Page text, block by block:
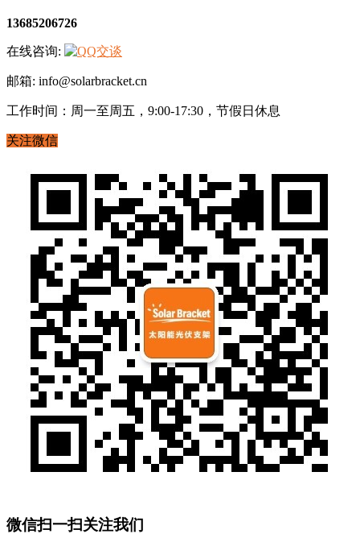
13685206726
在线咨询:
邮箱: info@solarbracket.cn
工作时间：周一至周五，9:00-17:30，节假日休息
关注微信
微信扫一扫关注我们